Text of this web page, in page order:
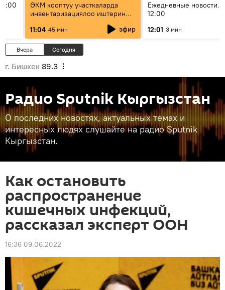
ӨКМ кооптуу участкаларда
инвентаризациялоо иштерин
жүргүзүүдө — иш кайсы этапта?
11:04 45 мин эфир
Ежедневные новости.
12:00
12:01 3 мин
Вчера Сегодня
г. Бишкек 89.3
Радио Sputnik Кыргызстан
О последних новостях, актуальных темах и
интересных людях слушайте на радио Sputnik
Кыргызстан.
Как остановить
распространение
кишечных инфекций,
рассказал эксперт ООН
16:36 09.06.2022